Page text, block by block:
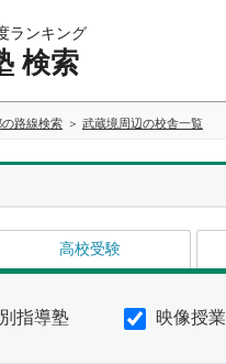
ランキング
検索
路線検索 武蔵境周辺の校舎一覧
高校受験
指導塾 映像授業